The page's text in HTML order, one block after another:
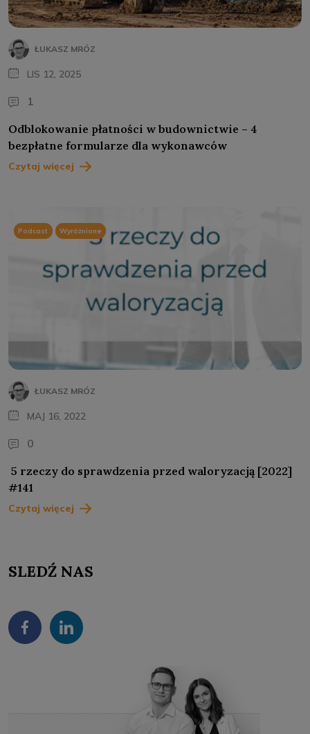
ŁUKASZ MRÓZ
LIS 12, 2025
1
Odblokowanie płatności w budownictwie – 4
bezpłatne formularze dla wykonawców
Czytaj więcej
Podcast Wyróżnione
ŁUKASZ MRÓZ
MAJ 16, 2022
0
5 rzeczy do sprawdzenia przed waloryzacją [2022]
#141
Czytaj więcej
SLEDŹ NAS